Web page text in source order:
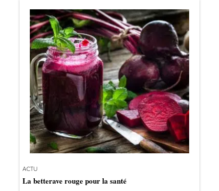
ACTU
La betterave rouge pour la santé